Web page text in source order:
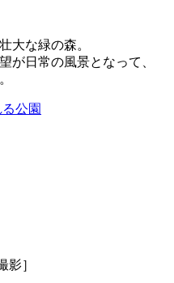
大な緑の森。
が日常の風景となって、
影］